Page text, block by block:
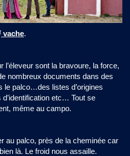
vache.
l’éleveur sont la bravoure, la force,
nombreux documents dans des
le palco…des listes d’origines
etc… Tout se
même au campo.
au palco, près de la cheminée car
là. Le froid nous assaille.